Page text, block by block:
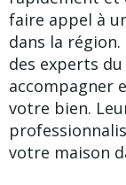
faire appel à
dans la
des experts
accompagner
votre bien.
votre maison